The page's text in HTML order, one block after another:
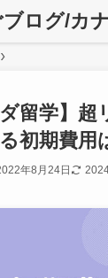
ブログ/カ
ダ留学】
初期費用
年8月24日